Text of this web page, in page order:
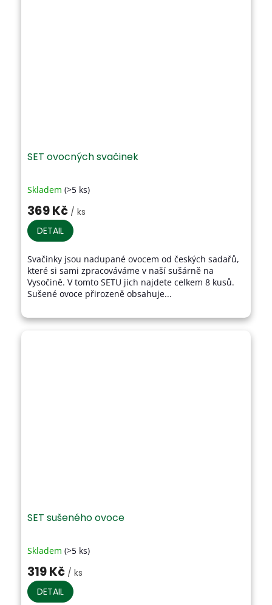
SET ovocných svačinek
Průměrné
hodnocení
produktu
je
3,9
5
hvězdiček.
Skladem (>5 ks)
369 Kč / ks
DETAIL
Svačinky jsou nadupané ovocem od českých sadařů,
které si sami zpracováváme v naší sušárně na
Vysočině. V tomto SETU jich najdete celkem 8 kusů.
Sušené ovoce přirozeně obsahuje...
SET sušeného ovoce
Průměrné
hodnocení
produktu
je
4,2
Skladem (>5 ks)
319 Kč / ks
DETAIL